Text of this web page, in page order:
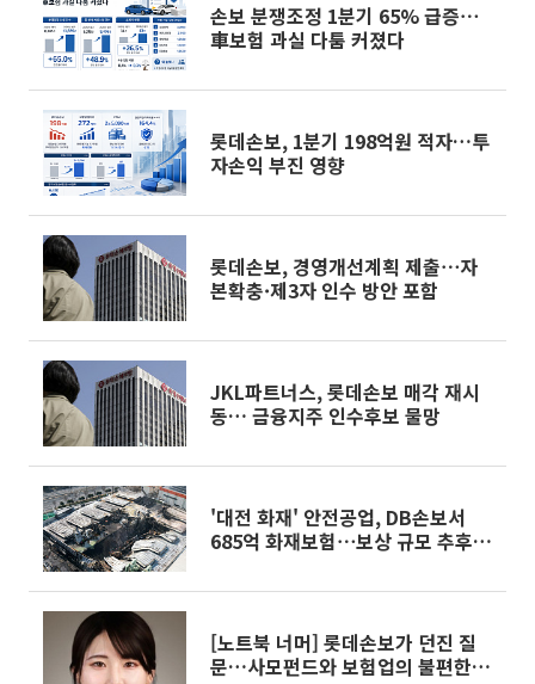
손보 분쟁조정 1분기 65% 급증⋯
車보험 과실 다툼 커졌다
롯데손보, 1분기 198억원 적자…투
자손익 부진 영향
롯데손보, 경영개선계획 제출⋯자
본확충·제3자 인수 방안 포함
JKL파트너스, 롯데손보 매각 재시
동… 금융지주 인수후보 물망
'대전 화재' 안전공업, DB손보서
685억 화재보험⋯보상 규모 추후
[노트북 너머] 롯데손보가 던진 질
문…사모펀드와 보험업의 불편한 동